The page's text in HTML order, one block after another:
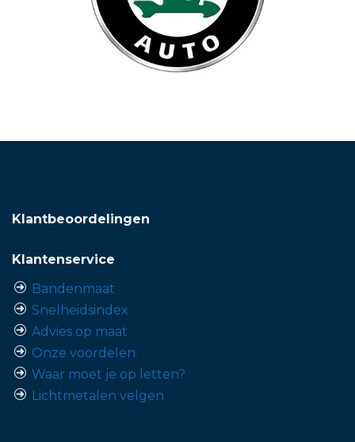
Klantbeoordelingen
Klantenservice
Bandenmaat
Snelheidsindex
Advies op maat
Onze voordelen
Waar moet je op letten?
Lichtmetalen velgen